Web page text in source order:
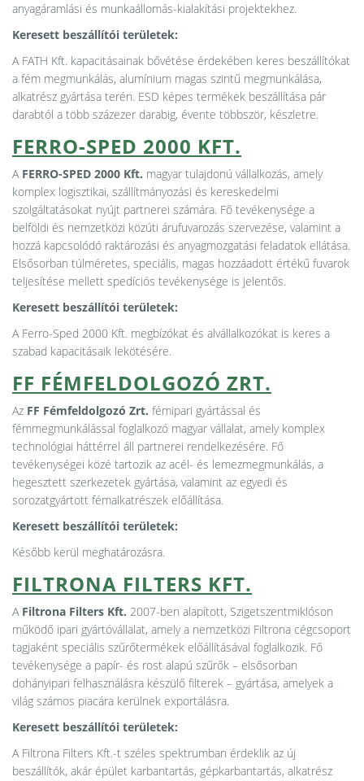
anyagáramlási és munkaállomás-kialakítási projektekhez.
Keresett beszállítói területek:
A FATH Kft. kapacitásainak bővétése érdekében keres beszállítókat
a fém megmunkálás, alumínium magas szintű megmunkálása,
alkatrész gyártása terén. ESD képes termékek beszállítása pár
darabtól a több százezer darabig, évente többször, készletre.
FERRO-SPED 2000 KFT.
A FERRO-SPED 2000 Kft. magyar tulajdonú vállalkozás, amely
komplex logisztikai, szállítmányozási és kereskedelmi
szolgáltatásokat nyújt partnerei számára. Fő tevékenysége a
belföldi és nemzetközi közúti árufuvarozás szervezése, valamint a
hozzá kapcsolódó raktározási és anyagmozgatási feladatok ellátása.
Elsősorban túlméretes, speciális, magas hozzáadott értékű fuvarok
teljesítése mellett spedíciós tevékenysége is jelentős.
Keresett beszállítói területek:
A Ferro-Sped 2000 Kft. megbízókat és alvállalkozókat is keres a
szabad kapacitásaik lekötésére.
FF FÉMFELDOLGOZÓ ZRT.
Az FF Fémfeldolgozó Zrt. fémipari gyártással és
fémmegmunkálással foglalkozó magyar vállalat, amely komplex
technológiai háttérrel áll partnerei rendelkezésére. Fő
tevékenységei közé tartozik az acél- és lemezmegmunkálás, a
hegesztett szerkezetek gyártása, valamint az egyedi és
sorozatgyártott fémalkatrészek előállítása.
Keresett beszállítói területek:
Később kerül meghatározásra.
FILTRONA FILTERS KFT.
A Filtrona Filters Kft. 2007-ben alapított, Szigetszentmiklóson
működő ipari gyártóvállalat, amely a nemzetközi Filtrona cégcsoport
tagjaként speciális szűrőtermékek előállításával foglalkozik. Fő
tevékenysége a papír- és rost alapú szűrők – elsősorban
dohányipari felhasználásra készülő filterek – gyártása, amelyek a
világ számos piacára kerülnek exportálásra.
Keresett beszállítói területek:
A Filtrona Filters Kft.-t széles spektrumban érdeklik az új
beszállítók, akár épület karbantartás, gépkarbantartás, alkatrész